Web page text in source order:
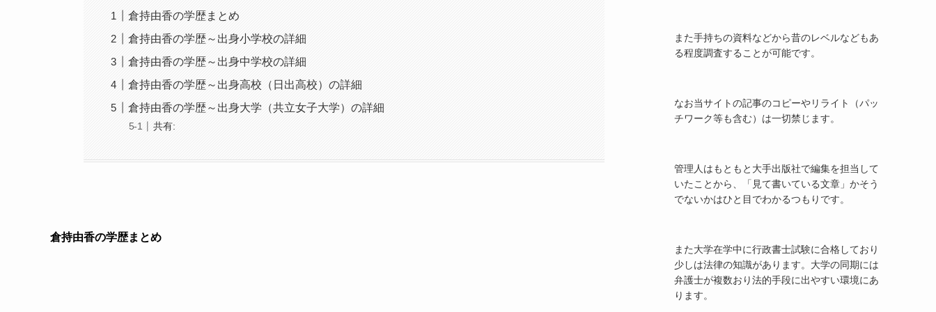
倉持由香の学歴まとめ
倉持由香の学歴～出身小学校の詳細
倉持由香の学歴～出身中学校の詳細
倉持由香の学歴～出身高校（日出高校）の詳細
倉持由香の学歴～出身大学（共立女子大学）の詳細
共有:
倉持由香の学歴まとめ
また手持ちの資料などから昔のレベルなどもあ
る程度調査することが可能です。
なお当サイトの記事のコピーやリライト（パッ
チワーク等も含む）は一切禁じます。
管理人はもともと大手出版社で編集を担当して
いたことから、「見て書いている文章」かそう
でないかはひと目でわかるつもりです。
また大学在学中に行政書士試験に合格しており
少しは法律の知識があります。大学の同期には
弁護士が複数おり法的手段に出やすい環境にあ
ります。